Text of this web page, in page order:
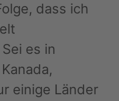
dass ich
es in
einige Länder